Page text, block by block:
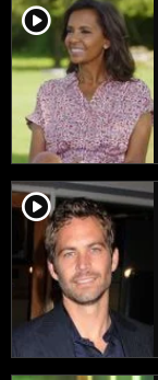
player2
player2